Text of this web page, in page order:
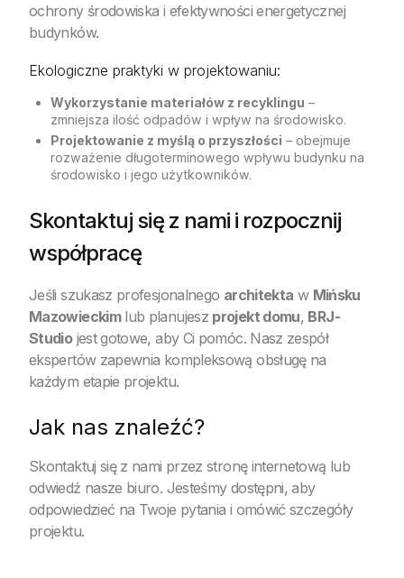
ochrony środowiska i efektywności energetycznej
budynków.
Ekologiczne praktyki w projektowaniu:
Wykorzystanie materiałów z recyklingu –
zmniejsza ilość odpadów i wpływ na środowisko.
Projektowanie z myślą o przyszłości – obejmuje
rozważenie długoterminowego wpływu budynku na
środowisko i jego użytkowników.
Skontaktuj się z nami i rozpocznij
współpracę
Jeśli szukasz profesjonalnego architekta w Mińsku
Mazowieckimlub planujesz projekt domu, BRJ-
Studiojest gotowe, aby Ci pomóc. Nasz zespół
ekspertów zapewnia kompleksową obsługę na
każdym etapie projektu.
Jak nas znaleźć?
Skontaktuj się z nami przez stronę internetową lub
odwiedź nasze biuro. Jesteśmy dostępni, aby
odpowiedzieć na Twoje pytania i omówić szczegóły
projektu.